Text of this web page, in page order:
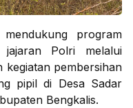
program
jajaran Polri melalui
kegiatan pembersihan
pipil di Desa Sadar
Bengkalis.